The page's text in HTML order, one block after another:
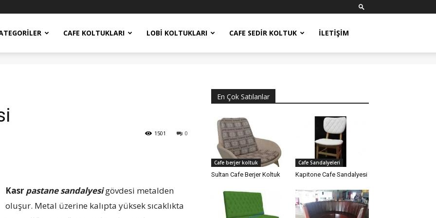
CAFE KOLTUKLARI LOBI KOLTUKLARI CAFE SEDIR KOLTUK İLETIŞIM
0
1501
Kasr pastane sandalyesigövdesi metalden
oluşur. Metal üzerine kalıpta yüksek sıcaklıkta
En Çok Satılanlar
Cafe berjer koltuk
Sultan Cafe Berjer Koltuk
Cafe Sandalyeleri
Kapitone Cafe Sandalyesi